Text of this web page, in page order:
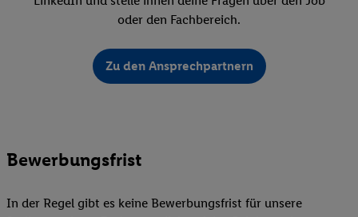
oder den Fachbereich.
Zu den Ansprechpartnern
Bewerbungsfrist
In der Regel gibt es keine Bewerbungsfrist für unsere